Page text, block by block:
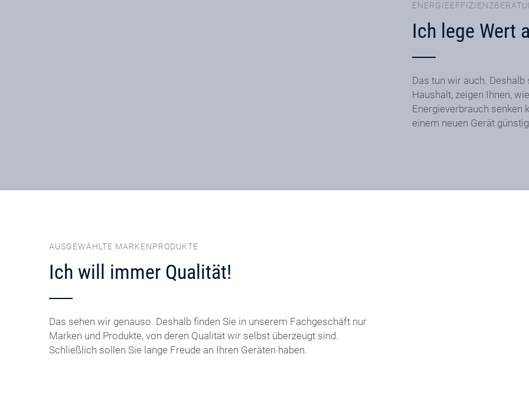
Ich lege Wert
Das tun wir auch.
Haushalt, zeigen Ihnen,
Energieverbrauch senken
einem neuen Gerät
AUSGEWÄHLTE MARKENPRODUKTE
Ich will immer Qualität!
Das sehen wir genauso. Deshalb finden Sie in unserem Fachgeschäft nur
Marken und Produkte, von deren Qualität wir selbst überzeugt sind.
Schließlich sollen Sie lange Freude an Ihren Geräten haben.